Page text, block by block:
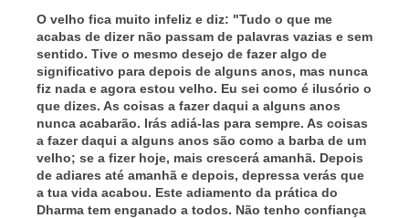
O velho fica muito infeliz e diz: "Tudo o que me
acabas de dizer não passam de palavras vazias e sem
sentido. Tive o mesmo desejo de fazer algo de
significativo para depois de alguns anos, mas nunca
fiz nada e agora estou velho. Eu sei como é ilusório o
que dizes. As coisas a fazer daqui a alguns anos
nunca acabarão. Irás adiá-las para sempre. As coisas
a fazer daqui a alguns anos são como a barba de um
velho; se a fizer hoje, mais crescerá amanhã. Depois
de adiares até amanhã e depois, depressa verás que
a tua vida acabou. Este adiamento da prática do
Dharma tem enganado a todos. Não tenho confiança